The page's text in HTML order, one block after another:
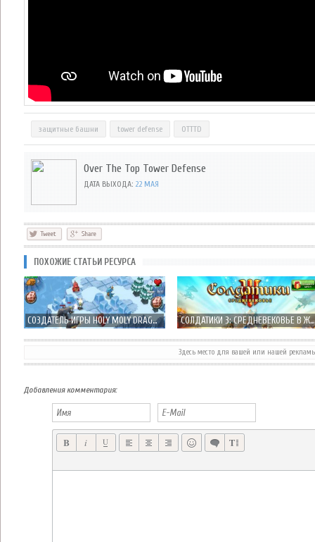
защитные башни tower defense OTTTD
Over The Top Tower Defense
ДАТА ВЫХОДА: 22 МАЯ
ПОХОЖИЕ СТАТЬИ РЕСУРСА
СОЗДАТЕЛЬ ИГРЫ HOLY MOLY DRAGONS, ПРЕДСТАВИЛ НОВУЮ ИГРУ EPIC DRAGONS СОЛДАТИКИ 3: СРЕДНЕВЕКОВЬЕ В ЖАНРЕ TOWER-DEFENCE
Здесь место для вашей или нашей
Добавления комментария: